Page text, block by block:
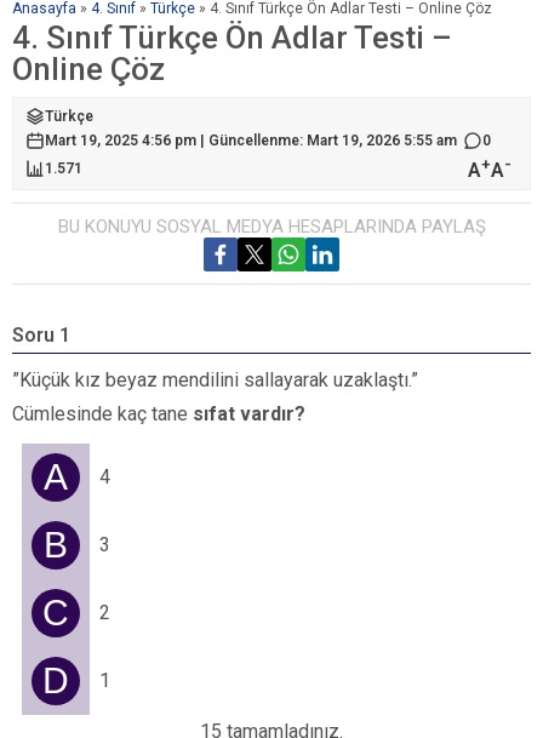
Anasayfa » 4. Sınıf » Türkçe » 4. Sınıf Türkçe Ön Adlar Testi – Online Çöz
4. Sınıf Türkçe Ön Adlar Testi –
Online Çöz
Türkçe
Mart 19, 2025 4:56 pm | Güncellenme: Mart 19, 2026 5:55 am
0
1.571
A+A-
BU KONUYU SOSYAL MEDYA HESAPLARINDA PAYLAŞ
Soru 1
”Küçük kız beyaz mendilini sallayarak uzaklaştı.”
Cümlesinde kaç tane sıfat vardır?
A 4
B 3
C 2
D 1
15 tamamladınız.